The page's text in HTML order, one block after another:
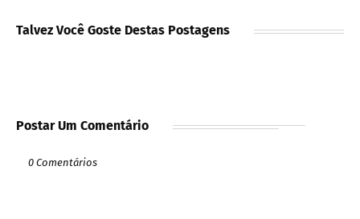
Talvez Você Goste Destas Postagens
Postar Um Comentário
0 Comentários